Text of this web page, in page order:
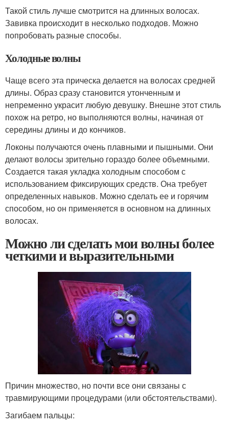
Такой стиль лучше смотрится на длинных волосах.
Завивка происходит в несколько подходов. Можно
попробовать разные способы.
Холодные волны
Чаще всего эта прическа делается на волосах средней
длины. Образ сразу становится утонченным и
непременно украсит любую девушку. Внешне этот стиль
похож на ретро, но выполняются волны, начиная от
середины длины и до кончиков.
Локоны получаются очень плавными и пышными. Они
делают волосы зрительно гораздо более объемными.
Создается такая укладка холодным способом с
использованием фиксирующих средств. Она требует
определенных навыков. Можно сделать ее и горячим
способом, но он применяется в основном на длинных
волосах.
Можно ли сделать мои волны более
четкими и выразительными
Причин множество, но почти все они связаны с
травмирующими процедурами (или обстоятельствами).
Загибаем пальцы: